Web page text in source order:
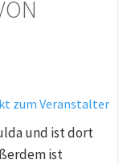
zum Veranstalter
und ist dort
ist